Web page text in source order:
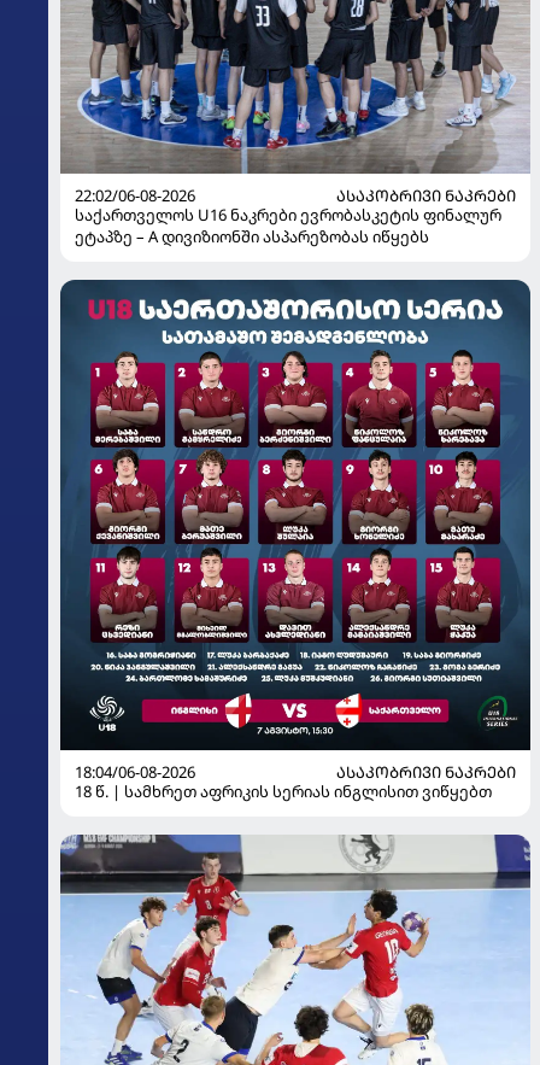
22:02/06-08-2026
ᲐᲡᲐᲙᲝᲑᲠᲘᲕᲘ ᲜᲐᲙᲠᲔᲑᲘ
საქართველოს U16 ნაკრები ევრობასკეტის ფინალურ
ეტაპზე – A დივიზიონში ასპარეზობას იწყებს
18:04/06-08-2026
ᲐᲡᲐᲙᲝᲑᲠᲘᲕᲘ ᲜᲐᲙᲠᲔᲑᲘ
18 წ. | სამხრეთ აფრიკის სერიას ინგლისით ვიწყებთ